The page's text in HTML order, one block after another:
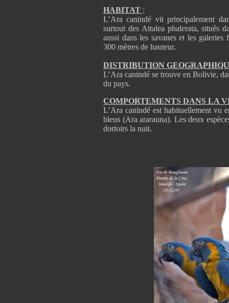
HABITAT :
L’Ara canindé vit principalement
surtout des Attalea phalerata, situés
aussi dans les savanes et les
300 mètres de hauteur.
DISTRIBUTION
L’Ara canindé se trouve en Bolivie,
du pays.
COMPORTEMENTS DANS LA
L’Ara canindé est habituellement vu
bleus (Ara ararauna). Les deux
dortoirs la nuit.